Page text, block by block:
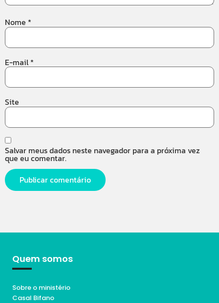
Nome *
E-mail *
Site
Salvar meus dados neste navegador para a próxima vez
que eu comentar.
Quem somos
Sobre o ministério
Casal Bifano